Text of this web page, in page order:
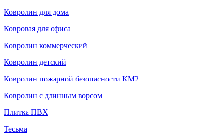
Ковролин для дома
Ковровая для офиса
Ковролин коммерческий
Ковролин детский
Ковролин пожарной безопасности КМ2
Ковролин с длинным ворсом
Плитка ПВХ
Тесьма